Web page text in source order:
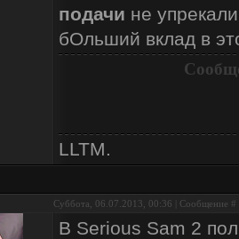
подачи не
бОльший вклад в
LLTM.
Суббота, 06.07.2013, 00:36 | Сообщение #
В Serious Sam 2